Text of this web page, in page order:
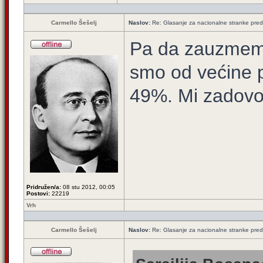
Carmello Šešelj Naslov: Re: Glasanje za nacionalne stranke
Pridružen/a: 08 stu 2012, 00:05
Postovi: 22219
Pa da
smo od većine
49%. Mi
Vrh
Carmello Šešelj Naslov: Re: Glasanje za nacionalne stranke